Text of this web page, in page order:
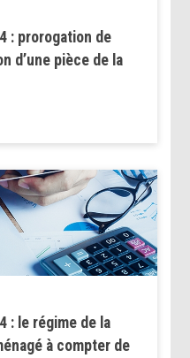
: prorogation de
d’une pièce de la
: le régime de la
à compter de